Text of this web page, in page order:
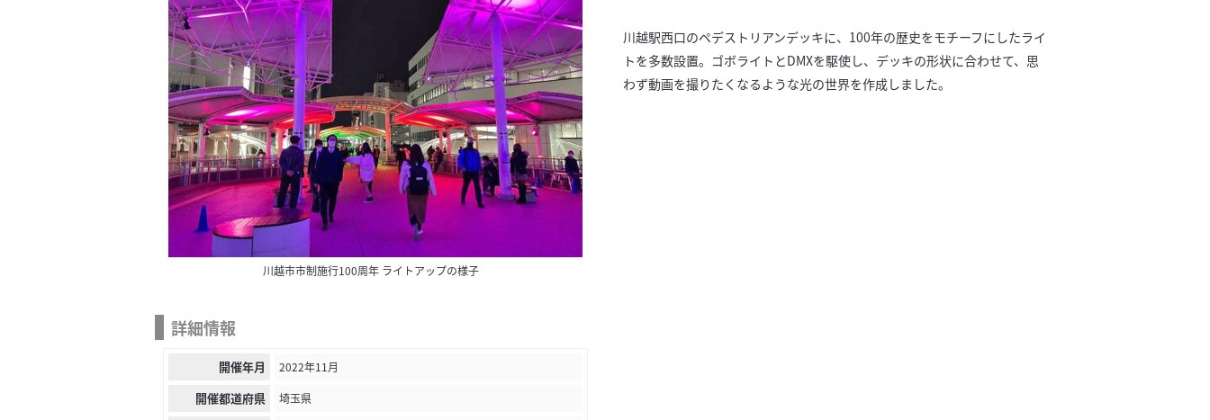
川越市市制施行100周年 ライトアップの様子
川越駅西口のペデストリアンデッキに、100年の歴史をモチーフにしたライ
トを多数設置。ゴボライトとDMXを駆使し、デッキの形状に合わせて、思
わず動画を撮りたくなるような光の世界を作成しました。
詳細情報
開催年月 2022年11月
開催都道府県 埼玉県